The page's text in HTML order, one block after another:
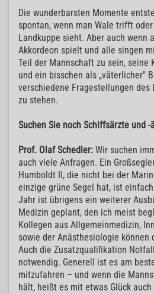
Die wunderbarsten Momente
spontan, wenn man Wale trifft
Landkuppe sieht. Aber auch wenn
Akkordeon spielt und alle singen
Teil der Mannschaft zu sein, seine
und ein bisschen als „väterlicher"
verschiedene Fragestellungen des
zu stehen.
Suchen Sie noch Schiffsärzte und -
Prof. Olaf Schedler: Wir suchen
auch viele Anfragen. Ein
Humboldt II, die nicht bei der
einzige grüne Segel hat, ist
Jahr ist übrigens ein weiterer
Medizin geplant, den ich meist
Kollegen aus Allgemeinmedizin,
sowie der Anästhesiologie können
Auch die Zusatzqualifikation
notwendig. Generell ist es am
mitzufahren – und wenn die
hält, heißt es mit etwas Glück auch